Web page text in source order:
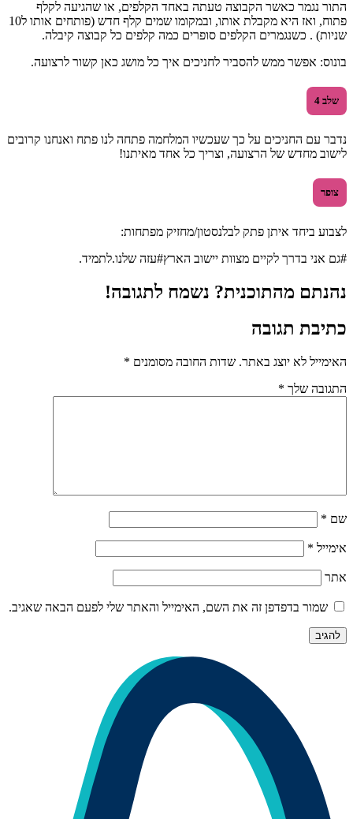
התור נגמר כאשר הקבוצה טעתה באחד הקלפים, או שהגיעה לקלף
פתוח, ואז היא מקבלת אותו, ובמקומו שמים קלף חדש (פותחים אותו ל10
שניות) . כשנגמרים הקלפים סופרים כמה קלפים כל קבוצה קיבלה.
בונוס: אפשר ממש להסביר לחניכים איך כל מושג כאן קשור לרצועה.
שלב 4
נדבר עם החניכים על כך שעכשיו המלחמה פתחה לנו פתח ואנחנו קרובים
לישוב מחדש של הרצועה, וצריך כל אחד מאיתנו!
צופר
לצבוע ביחד איתן פתק לבלנסטון/מחזיק מפתחות:
#גם אני בדרך לקיים מצוות יישוב הארץ#עזה שלנו.לתמיד.
נהנתם מהתוכנית? נשמח לתגובה!
כתיבת תגובה
האימייל לא יוצג באתר. שדות החובה מסומנים*
התגובה שלך*
שם*
אימייל*
אתר
שמור בדפדפן זה את השם, האימייל והאתר שלי לפעם הבאה שאגיב.